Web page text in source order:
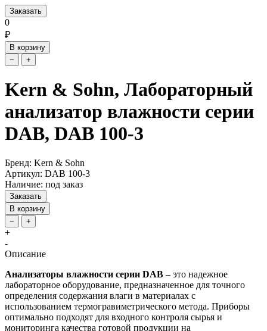
Заказать
0
₽
В корзину
−
+
Kern & Sohn, Лабораторный
анализатор влажности серии
DAB, DAB 100-3
Бренд: Kern & Sohn
Артикул: DAB 100-3
Наличие: под заказ
Заказать
В корзину
−
+
+
-
Описание
Анализаторы влажности серии DAB – это надежное
лабораторное оборудование, предназначенное для точного
определения содержания влаги в материалах с
использованием термогравиметрического метода. Приборы
оптимально подходят для входного контроля сырья и
мониторинга качества готовой продукции на